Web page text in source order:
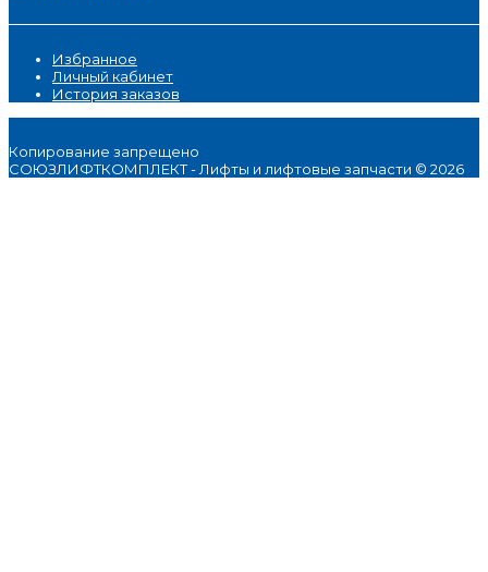
Избранное
Личный кабинет
История заказов
Копирование запрещено
СОЮЗЛИФТКОМПЛЕКТ - Лифты и лифтовые запчасти © 2026